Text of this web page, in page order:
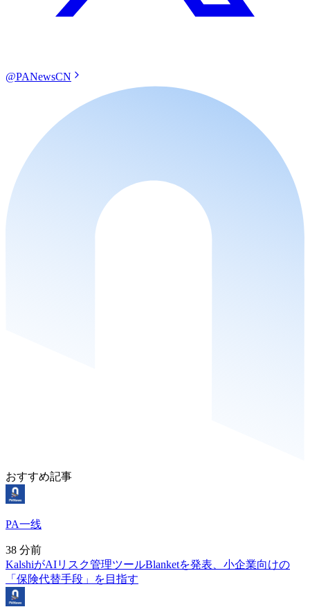
@PANewsCN
おすすめ記事
PA一线
38 分前
KalshiがAIリスク管理ツールBlanketを発表、小企業向けの
「保険代替手段」を目指す